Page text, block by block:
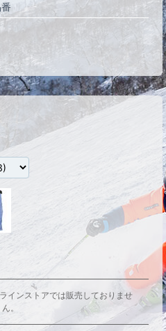
インストアでは販売しておりませ
ん。